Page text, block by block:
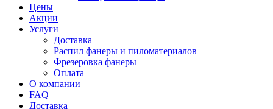
Цены
Акции
Услуги
Доставка
Распил фанеры и пиломатериалов
Фрезеровка фанеры
Оплата
О компании
FAQ
Доставка